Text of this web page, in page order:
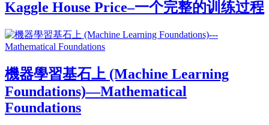
Kaggle House Price–一个完整的训练过程
機器學習基石上 (Machine Learning
Foundations)—Mathematical
Foundations